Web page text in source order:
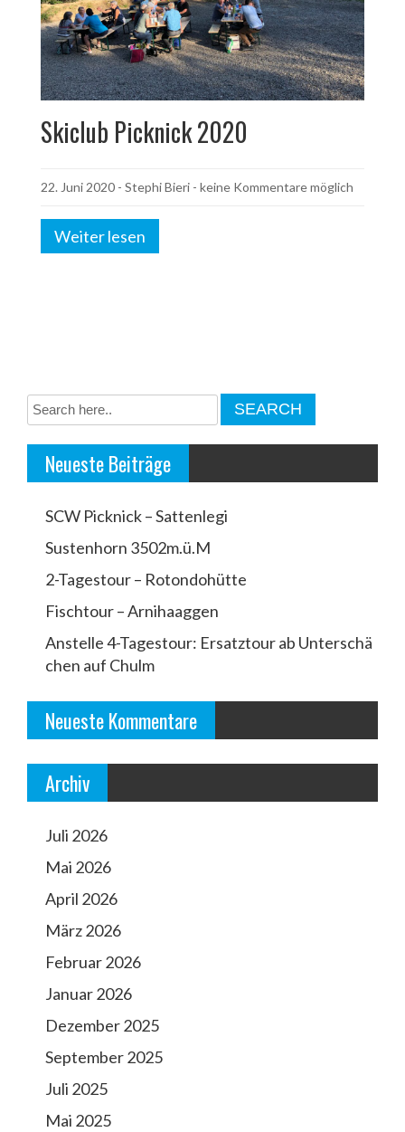
Skiclub Picknick 2020
22. Juni 2020 - Stephi Bieri - keine Kommentare möglich
Weiter lesen
Neueste Beiträge
SCW Picknick – Sattenlegi
Sustenhorn 3502m.ü.M
2-Tagestour – Rotondohütte
Fischtour – Arnihaaggen
Anstelle 4-Tagestour: Ersatztour ab Unterschä
chen auf Chulm
Neueste Kommentare
Archiv
Juli 2026
Mai 2026
April 2026
März 2026
Februar 2026
Januar 2026
Dezember 2025
September 2025
Juli 2025
Mai 2025